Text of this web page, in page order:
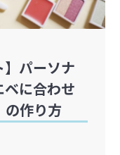
】パーソナ
に合わせ
の作り方